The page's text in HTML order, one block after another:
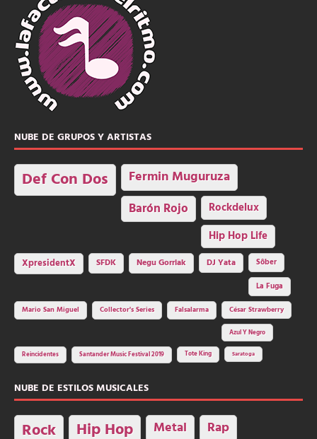
NUBE DE GRUPOS Y ARTISTAS
Def Con Dos Fermin Muguruza
Barón Rojo Rockdelux
Hip Hop Life
XpresidentX SFDK Negu Gorriak DJ Yata
Sôber
La Fuga
Mario San Miguel
Collector's Series Falsalarma César Strawberry
Azul Y Negro
Reincidentes Santander Music Festival 2019 Tote King Saratoga
NUBE DE ESTILOS MUSICALES
Rock Hip Hop Metal Rap